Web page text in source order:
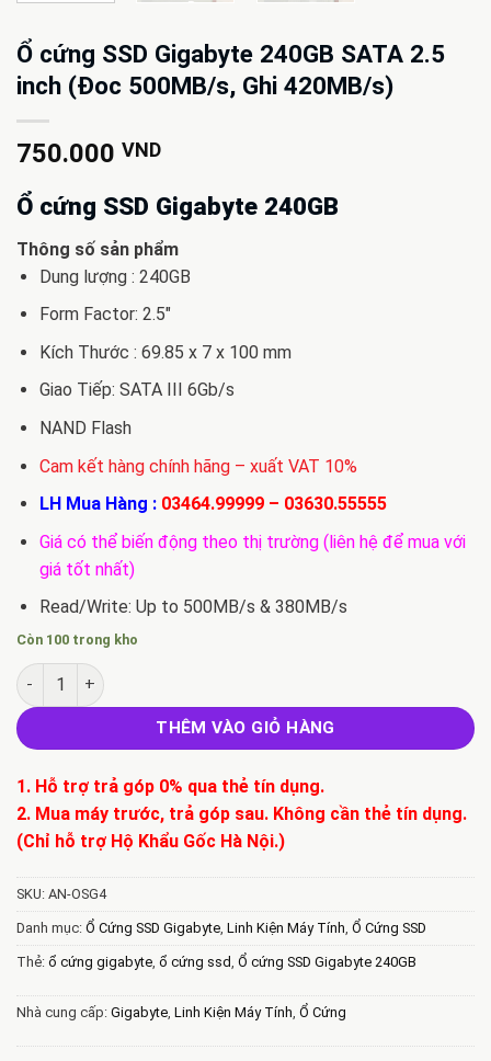
Ổ cứng SSD Gigabyte 240GB SATA 2.5
inch (Đoc 500MB/s, Ghi 420MB/s)
750.000 VND
Ổ cứng SSD Gigabyte 240GB
Thông số sản phẩm
Dung lượng : 240GB
Form Factor: 2.5″
Kích Thước : 69.85 x 7 x 100 mm
Giao Tiếp: SATA III 6Gb/s
NAND Flash
Cam kết hàng chính hãng – xuất VAT 10%
LH Mua Hàng : 03464.99999– 03630.55555
Giá có thể biến động theo thị trường (liên hệ để mua với
giá tốt nhất)
Read/Write: Up to 500MB/s & 380MB/s
Còn 100 trong kho
Ổ cứng SSD Gigabyte 240GB SATA 2.5 inch (Đoc 500MB/s,
THÊM VÀO GIỎ HÀNG
1. Hỗ trợ trả góp 0% qua thẻ tín dụng.
2. Mua máy trước, trả góp sau. Không cần thẻ tín dụng.
(Chỉ hỗ trợ Hộ Khẩu Gốc Hà Nội.)
SKU: AN-OSG4
Danh mục: Ổ Cứng SSD Gigabyte, Linh Kiện Máy Tính, Ổ Cứng SSD
Thẻ: ổ cứng gigabyte, ổ cứng ssd, Ổ cứng SSD Gigabyte 240GB
Nhà cung cấp: Gigabyte, Linh Kiện Máy Tính, Ổ Cứng